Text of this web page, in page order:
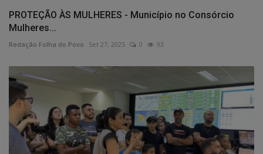
PROTEÇÃO ÀS MULHERES - Município no Consórcio
Mulheres...
Redação Folha do Povo Set 27, 2025 0 93